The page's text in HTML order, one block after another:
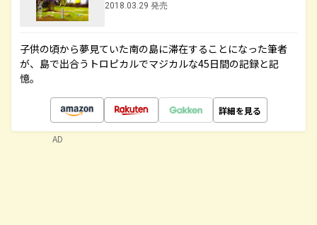
2018.03.29 発売
子供の頃から夢見ていた南の島に滞在することになった筆者
が、島で出合うトロピカルでマジカルな45日間の記録と記
憶。
詳細を見る
AD